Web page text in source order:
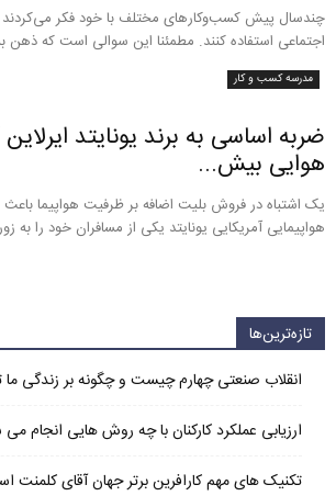
چندسال پیش کسب‌وکارهای مختلف با خود فکر می‌کردند
اجتماعی استفاده کنند. مطمئنا این سوالی است که ذهن
مدرسه کسب و کار
ضربه اساسی به برند یونایتد
هوایی بیش...
یک اشتباه در فروش بلیت اضافه بر ظرفیت هواپیما
هواپیمایی آمریکایی یونایتد یکی از مسافران خود را به
تازه‌ترین‌ها
انقلاب صنعتی چهارم چیست و چگونه بر زندگی ما
ارزیابی عملکرد کارکنان با چه روش هایی انجام
تکنیک های مهم کارافرین برتر جهان آقای کلمنت